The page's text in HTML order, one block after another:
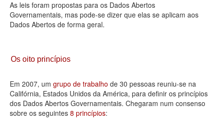
As leis foram propostas para os Dados Abertos
Governamentais, mas pode-se dizer que elas se aplicam aos
Dados Abertos de forma geral.
Os oito princípios
Em 2007, um grupo de trabalho de 30 pessoas reuniu-se na
Califórnia, Estados Unidos da América, para definir os princípios
dos Dados Abertos Governamentais. Chegaram num consenso
sobre os seguintes 8 princípios: